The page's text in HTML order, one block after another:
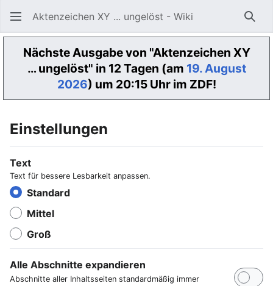
Aktenzeichen XY ... ungelöst - Wiki
Nächste Ausgabe von "Aktenzeichen XY
… ungelöst" in 12 Tagen (am 19. August
2026) um 20:15 Uhr im ZDF!
Einstellungen
Text
Text für bessere Lesbarkeit anpassen.
Standard
Mittel
Groß
Alle Abschnitte expandieren
Abschnitte aller Inhaltsseiten standardmäßig immer